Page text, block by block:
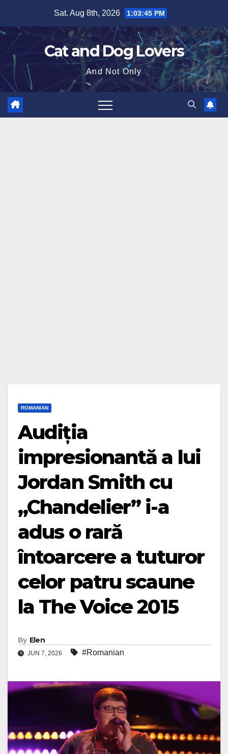
content
Sat. Aug 8th, 2026 1:03:46 PM
Cat and Dog Lovers
And Not Only
ROMANIAN
Audiția
impresionantă a lui
Jordan Smith cu
„Chandelier” i-a
adus o rară
întoarcere a tuturor
celor patru scaune
la The Voice 2015
By Elen
JUN 7, 2026 #Romanian